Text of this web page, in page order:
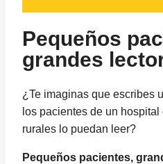
Pequeños
grandes
¿Te imaginas que escribes
los pacientes de un
rurales lo puedan leer?
Pequeños pacientes,